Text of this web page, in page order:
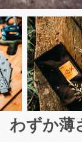
わずか